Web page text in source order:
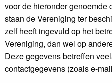
voor de hieronder genoemde
staan de Vereniging ter
zelf heeft ingevuld op het
Vereniging, dan wel op
Deze gegevens betreffen
contactgegevens (zoals e-